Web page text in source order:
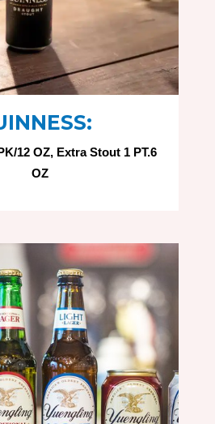
12 OZ, Extra Stout 1 PT.6
OZ